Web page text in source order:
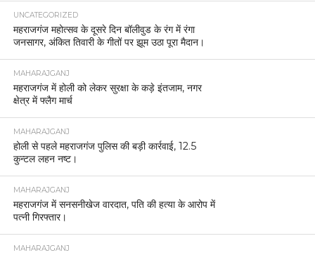
UNCATEGORIZED
महराजगंज महोत्सव के दूसरे दिन बॉलीवुड के रंग में रंगा
जनसागर, अंकित तिवारी के गीतों पर झूम उठा पूरा मैदान।
MAHARAJGANJ
महराजगंज में होली को लेकर सुरक्षा के कड़े इंतजाम, नगर
क्षेत्र में फ्लैग मार्च
MAHARAJGANJ
होली से पहले महराजगंज पुलिस की बड़ी कार्रवाई, 12.5
कुन्टल लहन नष्ट।
MAHARAJGANJ
महराजगंज में सनसनीखेज वारदात, पति की हत्या के आरोप में
पत्नी गिरफ्तार।
MAHARAJGANJ